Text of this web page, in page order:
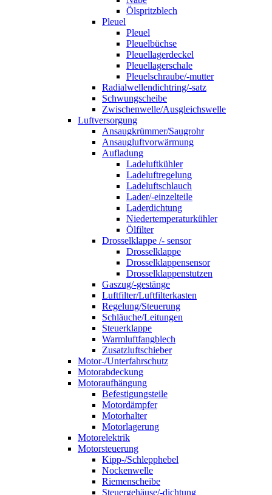
Ölspritzblech
Pleuel
Pleuel
Pleuelbüchse
Pleuellagerdeckel
Pleuellagerschale
Pleuelschraube/-mutter
Radialwellendichtring/-satz
Schwungscheibe
Zwischenwelle/Ausgleichswelle
Luftversorgung
Ansaugkrümmer/Saugrohr
Ansaugluftvorwärmung
Aufladung
Ladeluftkühler
Ladeluftregelung
Ladeluftschlauch
Lader/-einzelteile
Laderdichtung
Niedertemperaturkühler
Ölfilter
Drosselklappe /- sensor
Drosselklappe
Drosselklappensensor
Drosselklappenstutzen
Gaszug/-gestänge
Luftfilter/Luftfilterkasten
Regelung/Steuerung
Schläuche/Leitungen
Steuerklappe
Warmluftfangblech
Zusatzluftschieber
Motor-/Unterfahrschutz
Motorabdeckung
Motoraufhängung
Befestigungsteile
Motordämpfer
Motorhalter
Motorlagerung
Motorelektrik
Motorsteuerung
Kipp-/Schlepphebel
Nockenwelle
Riemenscheibe
Steuergehäuse/-dichtung